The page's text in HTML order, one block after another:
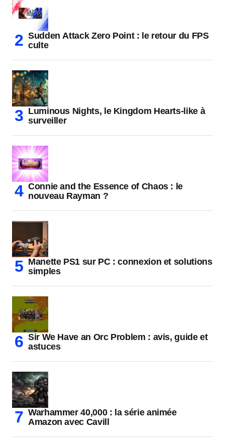
Sudden Attack Zero Point : le retour du FPS
culte
Luminous Nights, le Kingdom Hearts-like à
surveiller
Connie and the Essence of Chaos : le
nouveau Rayman ?
Manette PS1 sur PC : connexion et solutions
simples
Sir We Have an Orc Problem : avis, guide et
astuces
Warhammer 40,000 : la série animée
Amazon avec Cavill